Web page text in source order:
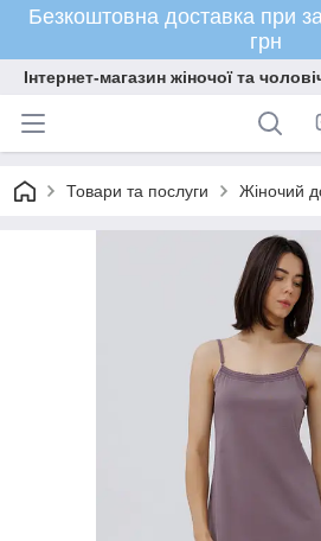
Безкоштовна доставка при
грн
Інтернет-магазин жіночої та
Товари та послуги Жіночий